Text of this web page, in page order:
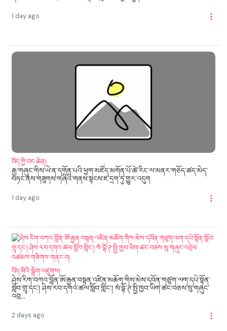
1 day ago
བོད་ཀྱི་བང་ཆེན།
རྒྱ་གཞུང་གིས་ཡེ་ན་དགོན་པའི་ཕྱག་མཛོད་མགོན་པོ་ཚེ་རིང་ལ་མནར་གཅོད་ཚད་མེད་
བཏང་ནས་གཟུགས་གཞིའི་གནས་སྟངས་ཛ་དྲག་ཏུ་གྱུར་འདུག
1 day ago
བོད་མིའི་སྒྲིག་འཛུགས།
ཤེས་རིག་བཀའ་བློན་ཨོ་རྒྱན་བསྟན་འཛིན་མཆོག་གིས་མེས་དབོན་གཙུག་ལག་དཔེ་སྟོན་
སློབ་གྲྭ་དང་། ཤེས་རབ་དགའ་ཚལ་སློབ་གླིང་། སཾ་བྷོ་ཊ་སྤྱི་ཁྱབ་ཡིག་ཚང་བཅས་སུ་གཞུང་
འབྲ...
2 days ago